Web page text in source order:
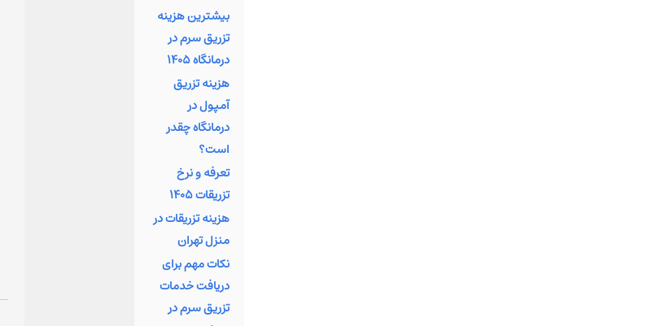
بیشترین هزینه
تزریق سرم در
درمانگاه 1405
هزینه تزریق
آمپول در
درمانگاه چقدر
است؟
تعرفه و نرخ
تزریقات 1405
هزینه تزریقات در
منزل تهران
نکات مهم برای
دریافت خدمات
تزریق سرم در